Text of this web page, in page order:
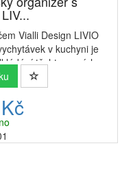
Vialli Design LIVIO
v kuchyni je
těchto mycích
je často dile...